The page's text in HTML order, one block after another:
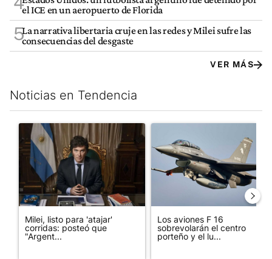
el ICE en un aeropuerto de Florida
5La narrativa libertaria cruje en las redes y Milei sufre las
consecuencias del desgaste
VER MÁS
Noticias en Tendencia
Este listado muestra los artículos con más comentarios en los
Un artículo de tendencia con el título "Milei, listo para 'atajar'
Milei, listo para 'atajar'
corridas: posteó que
"Argent...
Un artículo de tendencia con
Los aviones F 16
sobrevolarán el centro
porteño y el lu...